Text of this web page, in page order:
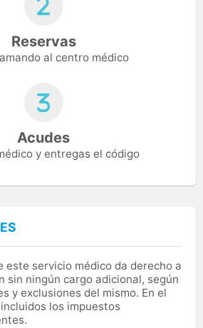
Reservas
al centro médico
Acudes
y entregas el código
este servicio médico da derecho a
sin ningún cargo adicional, según
y exclusiones del mismo. En el
los impuestos